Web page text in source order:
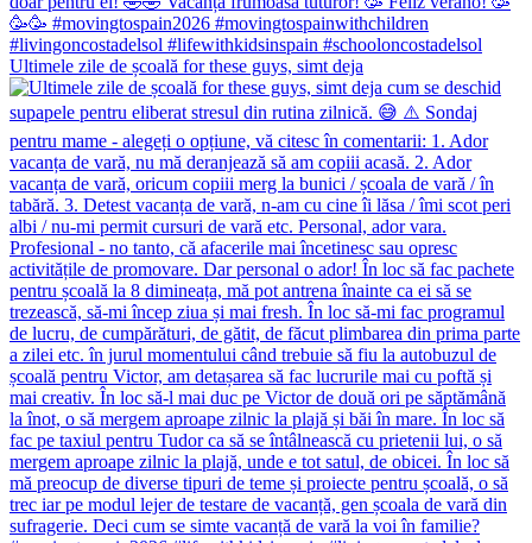
Ultimele zile de școală for these guys, simt deja